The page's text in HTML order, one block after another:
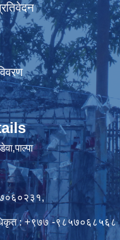
: +९७७ -९८५७०६८५६८